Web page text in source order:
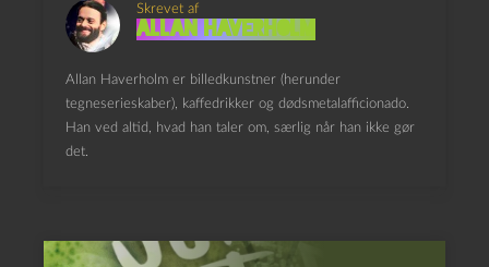
Skrevet af
Allan Haverholm
Allan Haverholm er billedkunstner (herunder
tegneserieskaber), kaffedrikker og dødsmetalafficionado.
Han ved altid, hvad han taler om, særlig når han ikke gør
det.